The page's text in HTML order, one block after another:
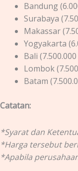
Bandung
Surabaya
Makassar
Yogyakarta
Bali
Lombok
Batam
Catatan:
*Syarat dan
*Harga tersebut
*Apabila